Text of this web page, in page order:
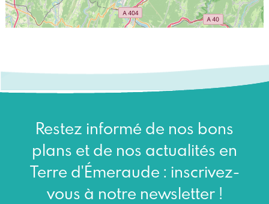
Restez informé de nos bons
plans et de nos actualités en
Terre d'Émeraude : inscrivez-
vous à notre newsletter !